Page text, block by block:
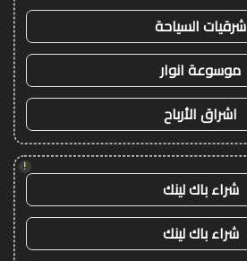
شرقيات السياحة
موسوعة انوار
اشراق الأرباح
!
شراء باك لينك
شراء باك لينك